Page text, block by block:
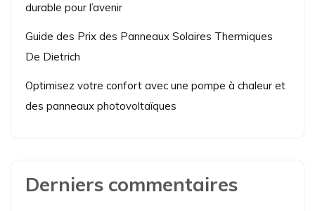
durable pour l’avenir
Guide des Prix des Panneaux Solaires Thermiques
De Dietrich
Optimisez votre confort avec une pompe à chaleur et
des panneaux photovoltaïques
Derniers commentaires